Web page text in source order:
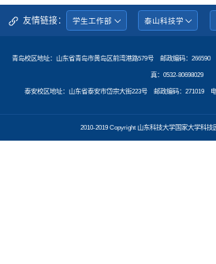
友情链接：
青岛校区地址：山东省青岛市黄岛区前湾港路579号 邮政编码：266590
真：0532-80698029
泰安校区地址：山东省泰安市岱宗大街223号 邮政编码：271019
2010-2019 Copyright 山东科技大学国家大学科技